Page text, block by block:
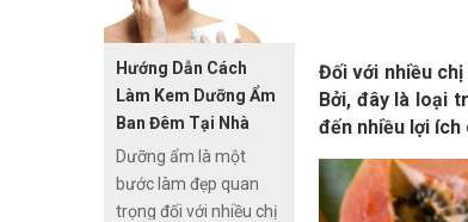
Đối với nhiều
Bởi, đây là loại
đến nhiều lợi ích
Hướng Dẫn Cách
Làm Kem Dưỡng Ẩm
Ban Đêm Tại Nhà
Dưỡng ẩm là một
bước làm đẹp quan
trọng đối với nhiều chị